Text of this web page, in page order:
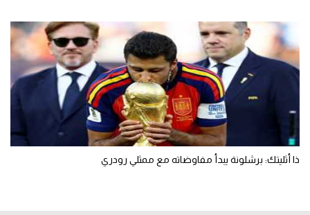
ذا أثليتك: برشلونة يبدأ مفاوضاته مع ممثلي رودري